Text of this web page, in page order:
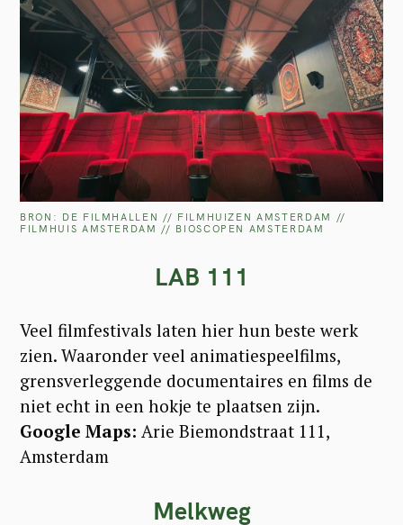
BRON: DE FILMHALLEN // FILMHUIZEN AMSTERDAM //
FILMHUIS AMSTERDAM // BIOSCOPEN AMSTERDAM
LAB 111
Veel filmfestivals laten hier hun beste werk
zien. Waaronder veel animatiespeelfilms,
grensverleggende documentaires en films de
niet echt in een hokje te plaatsen zijn.
Google Maps: Arie Biemondstraat 111,
Amsterdam
Melkweg
S
e
a
f
o
r
: